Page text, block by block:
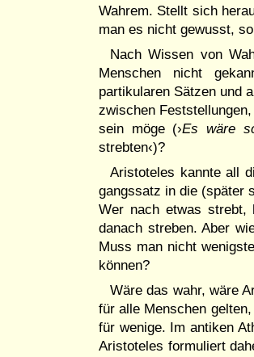
Wahrem. Stellt sich
man es nicht ge­wusst,
Nach Wissen von
Men­schen nicht
partikularen Sät­zen und
zwi­schen
sein möge (›Es wäre
strebten‹)?
Aristoteles kannte all
gangs­satz in die (später
Wer nach etwas
danach stre­ben. Aber
Muss man nicht
können?
Wäre das wahr, wäre
für alle Men­schen
für wenige. Im antiken
Aristo­teles formuliert